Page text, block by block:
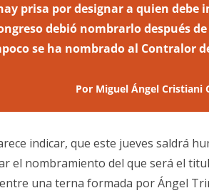
prisa por designar a quien debe
debió nombrarlo después
se ha nombrado al Contralor
Ángel Cristiani
indicar, que este jueves saldrá
el nombramiento del que será el
entre una terna formada por Ángel